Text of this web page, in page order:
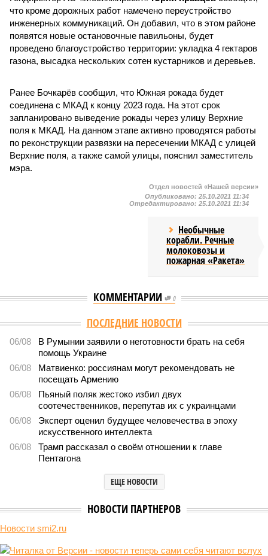
что кроме дорожных работ намечено переустройство
инженерных коммуникаций. Он добавил, что в этом районе
появятся новые остановочные павильоны, будет
проведено благоустройство территории: укладка 4 гектаров
газона, высадка нескольких сотен кустарников и деревьев.
Ранее Бочкарёв сообщил, что Южная рокада будет
соединена с МКАД к концу 2023 года. На этот срок
запланировано выведение рокады через улицу Верхние
поля к МКАД. На данном этапе активно проводятся работы
по реконструкции развязки на пересечении МКАД с улицей
Верхние поля, а также самой улицы, пояснил заместитель
мэра.
Отдел новостей «Нашей версии»
Опубликовано: 25.10.2021 11:34
Отредактировано: 25.10.2021 11:34
Необычные
корабли. Речные
молоковозы и
пожарная «Ракета»
КОММЕНТАРИИ 0
ПОСЛЕДНИЕ НОВОСТИ
06/08
В Румынии заявили о неготовности брать на себя
помощь Украине
06/08
Матвиенко: россиянам могут рекомендовать не
посещать Армению
06/08
Пьяный поляк жестоко избил двух
соотечественников, перепутав их с украинцами
06/08
Эксперт оценил будущее человечества в эпоху
искусственного интеллекта
06/08
Трамп рассказал о своём отношении к главе
Пентагона
ЕЩЕ НОВОСТИ
НОВОСТИ ПАРТНЕРОВ
Новости smi2.ru